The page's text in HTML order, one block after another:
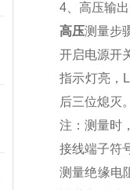
4、高压输
高压测量步
开启电源开
指示灯亮，
后三位熄灭
注：测量时
接线端子符
测量绝缘电